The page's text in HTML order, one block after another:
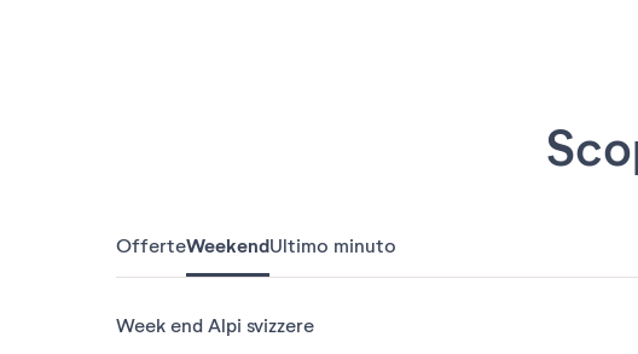
OfferteWeekendUltimo minuto
Week end Alpi svizzere